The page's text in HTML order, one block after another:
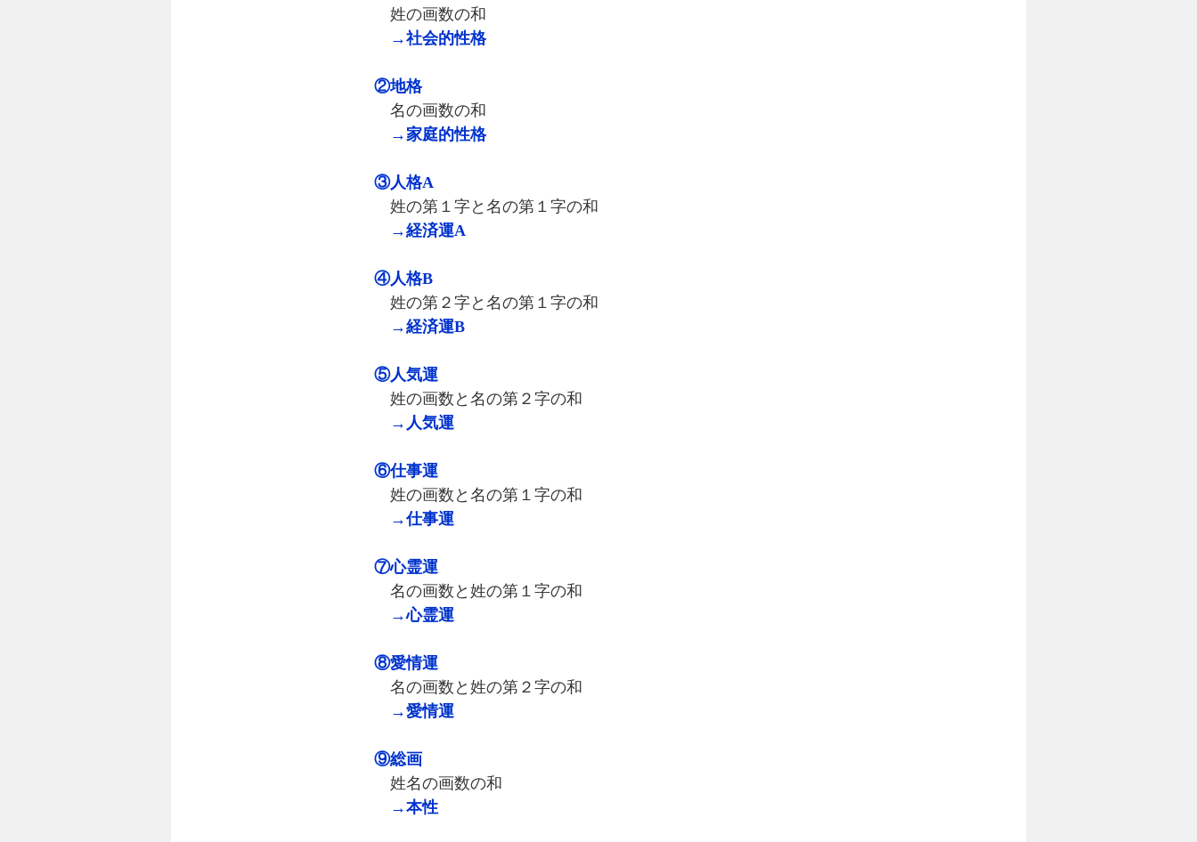
姓の画数の和
→社会的性格
②地格
名の画数の和
→家庭的性格
③人格A
姓の第１字と名の第１字の和
→経済運A
④人格B
姓の第２字と名の第１字の和
→経済運B
⑤人気運
姓の画数と名の第２字の和
→人気運
⑥仕事運
姓の画数と名の第１字の和
→仕事運
⑦心霊運
名の画数と姓の第１字の和
→心霊運
⑧愛情運
名の画数と姓の第２字の和
→愛情運
⑨総画
姓名の画数の和
→本性